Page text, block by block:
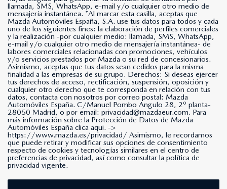
llamada, SMS, WhatsApp, e-mail y/o cualquier otro medio de
mensajería instantánea. *Al marcar esta casilla, aceptas que
Mazda Automóviles España, S.A. use tus datos para todos y cada
uno de los siguientes fines: la elaboración de perfiles comerciales
y la realización -por cualquier medio: llamada, SMS, WhatsApp,
e-mail y/o cualquier otro medio de mensajería instantánea- de
labores comerciales relacionadas con promociones, vehículos
y/o servicios prestados por Mazda o su red de concesionarios.
Asimismo, aceptas que tus datos sean cedidos para la misma
finalidad a las empresas de su grupo. Derechos: Si deseas ejercer
tus derechos de acceso, rectificación, suspensión, oposición y
cualquier otro derecho que te corresponda en relación con tus
datos, contacta con nosotros por correo postal: Mazda
Automóviles España. C/Manuel Pombo Angulo 28, 2º planta-
28050 Madrid, o por email: privacidad@mazdaeur.com. Para
más información sobre la Protección de Datos de Mazda
Automóviles España clica aqui. ->
https://www.mazda.es/privacidad/
que puede retirar y modificar sus opciones de consentimiento
respecto de cookies y tecnologías similares en el centro de
preferencias de privacidad, así como consultar la política de
privacidad vigente.